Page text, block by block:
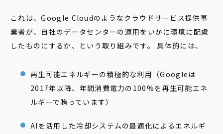
これは、Google Cloudのようなクラウドサービス提供事
業者が、自社のデータセンターの運用をいかに環境に配慮
したものにするか、という取り組みです。 具体的には、
再生可能エネルギーの積極的な利用（Googleは
2017年以降、年間消費電力の100%を再生可能エネ
ルギーで賄っています）
AIを活用した冷却システムの最適化によるエネルギ